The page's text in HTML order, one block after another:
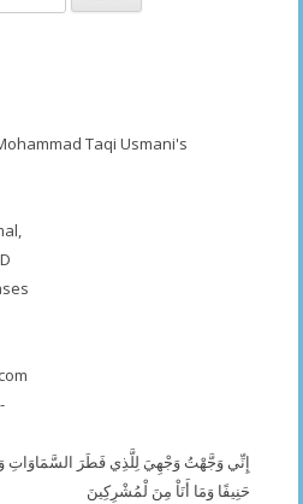
Taqi Usmani's
إِنِّي وَجَّهْتُ وَجْهِيَ لِلَّذِي فَطَرَ السَّمَاوَاتِ
حَنِيفًا وَمَا أَنَاْ مِنَ لْمُشْرِكِينَ